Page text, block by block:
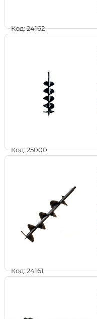
Код: 24162
Код: 25000
Код: 24161